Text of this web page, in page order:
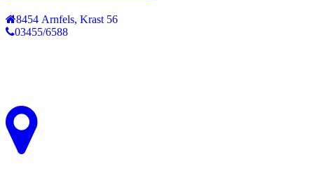
8454 Arnfels, Krast 56
03455/6588